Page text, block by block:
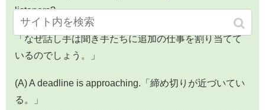
listeners?
「なぜ話し手は聞き手たちに追加の仕事を割り当てて
いるのでしょう。」
(A) A deadline is approaching.「締め切りが近づいてい
る。」